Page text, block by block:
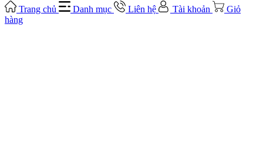
Trang chủ Danh mục Liên hệ Tài khoản
Giỏ
hàng